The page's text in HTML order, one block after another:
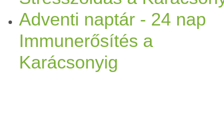
Adventi naptár - 24 nap
Immunerősítés a
Karácsonyig